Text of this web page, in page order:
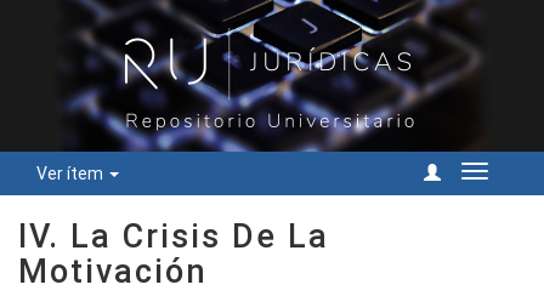
Ver ítem
Cambiar
IV. La Crisis De La
Motivación